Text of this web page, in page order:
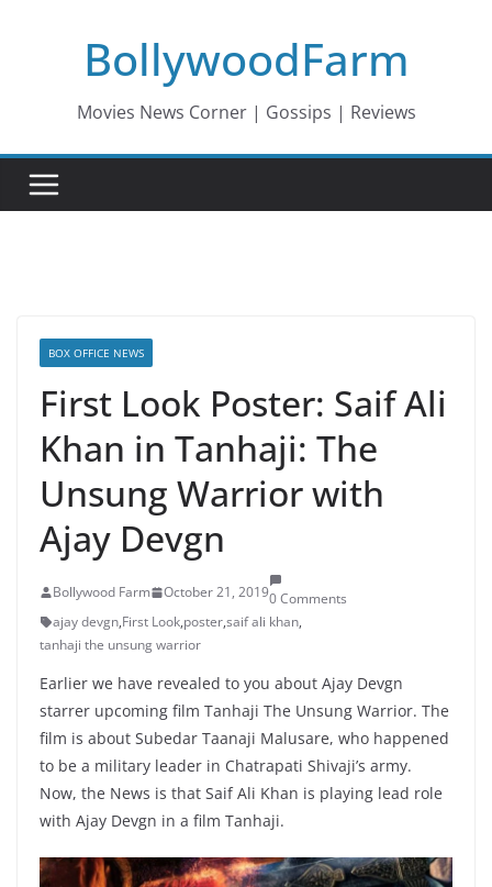
BollywoodFarm
Movies News Corner | Gossips | Reviews
BOX OFFICE NEWS
First Look Poster: Saif Ali
Khan in Tanhaji: The
Unsung Warrior with
Ajay Devgn
Bollywood Farm October 21, 20190 Comments
ajay devgn,First Look,poster,saif ali khan,
tanhaji the unsung warrior
Earlier we have revealed to you about Ajay Devgn
starrer upcoming film Tanhaji The Unsung Warrior. The
film is about Subedar Taanaji Malusare, who happened
to be a military leader in Chatrapati Shivaji’s army.
Now, the News is that Saif Ali Khan is playing lead role
with Ajay Devgn in a film Tanhaji.